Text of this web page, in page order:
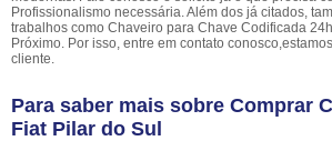
Profissionalismo necessária. Além dos já citados,
trabalhos como Chaveiro para Chave Codificada
Próximo. Por isso, entre em contato
cliente.
Para saber mais sobre Comprar
Fiat Pilar do Sul